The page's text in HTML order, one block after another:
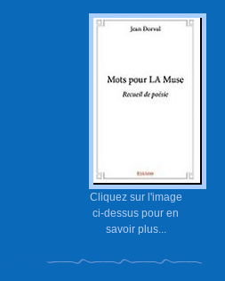
Cliquez sur l'image
ci-dessus pour en
savoir plus...